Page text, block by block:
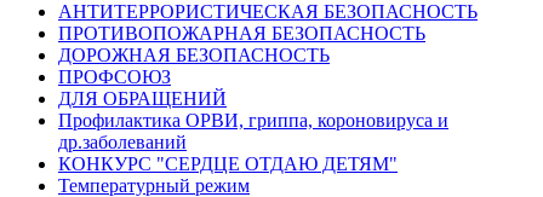
АНТИТЕРРОРИСТИЧЕСКАЯ БЕЗОПАСНОСТЬ
ПРОТИВОПОЖАРНАЯ БЕЗОПАСНОСТЬ
ДОРОЖНАЯ БЕЗОПАСНОСТЬ
ПРОФСОЮЗ
ДЛЯ ОБРАЩЕНИЙ
Профилактика ОРВИ, гриппа, короновируса и
др.заболеваний
КОНКУРС "СЕРДЦЕ ОТДАЮ ДЕТЯМ"
Температурный режим